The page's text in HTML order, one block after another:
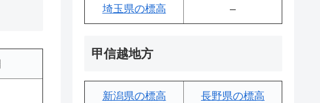
埼玉県の標高 –
甲信越地方
新潟県の標高 長野県の標高